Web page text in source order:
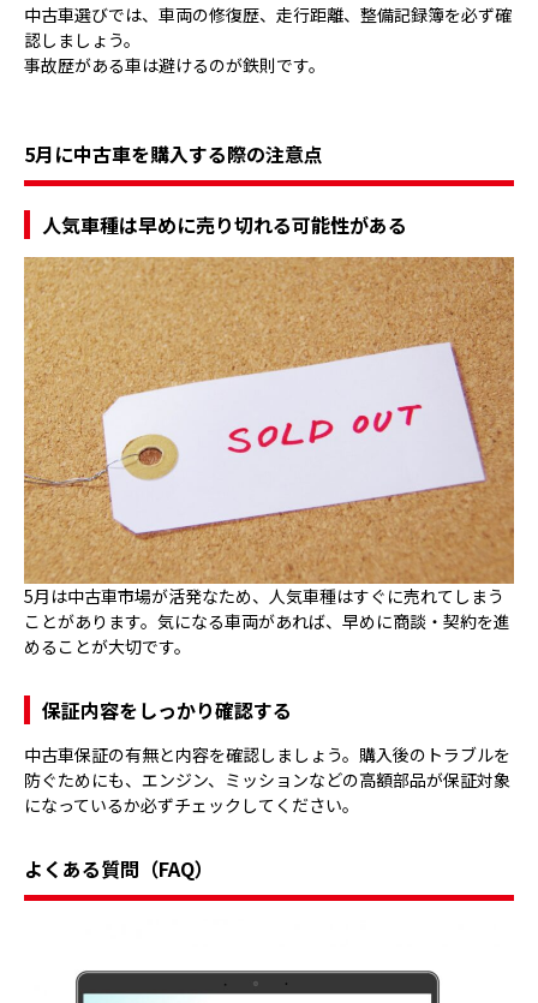
中古車選びでは、車両の修復歴、走行距離、整備記録簿を必ず確
認しましょう。
事故歴がある車は避けるのが鉄則です。
5月に中古車を購入する際の注意点
人気車種は早めに売り切れる可能性がある
5月は中古車市場が活発なため、人気車種はすぐに売れてしまう
ことがあります。気になる車両があれば、早めに商談・契約を進
めることが大切です。
保証内容をしっかり確認する
中古車保証の有無と内容を確認しましょう。購入後のトラブルを
防ぐためにも、エンジン、ミッションなどの高額部品が保証対象
になっているか必ずチェックしてください。
よくある質問（FAQ）